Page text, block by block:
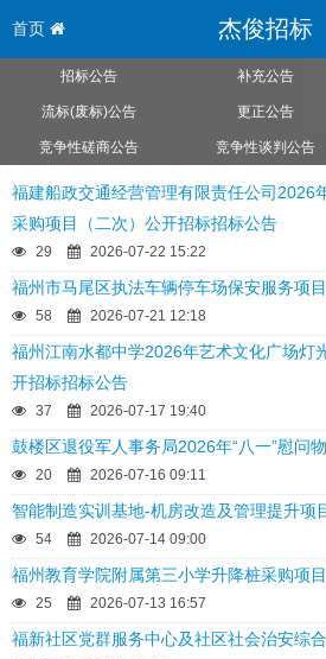
首页 杰俊招标
招标公告 补充公告
流标(废标)公告 更正公告
竞争性磋商公告 竞争性谈判公告
福建船政交通经营管理有限责任公司2026
采购项目（二次）公开招标招标公告
29 2026-07-22 15:22
福州市马尾区执法车辆停车场保安服务项
58 2026-07-21 12:18
福州江南水都中学2026年艺术文化广场灯
开招标招标公告
37 2026-07-17 19:40
鼓楼区退役军人事务局2026年“八一”慰问
20 2026-07-16 09:11
智能制造实训基地-机房改造及管理提升项
54 2026-07-14 09:00
福州教育学院附属第三小学升降桩采购项
25 2026-07-13 16:57
福新社区党群服务中心及社区社会治安综